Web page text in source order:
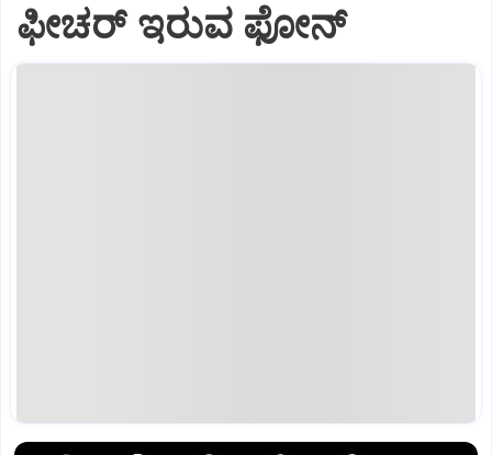
ಫೀಚರ್ ಇರುವ ಫೋನ್